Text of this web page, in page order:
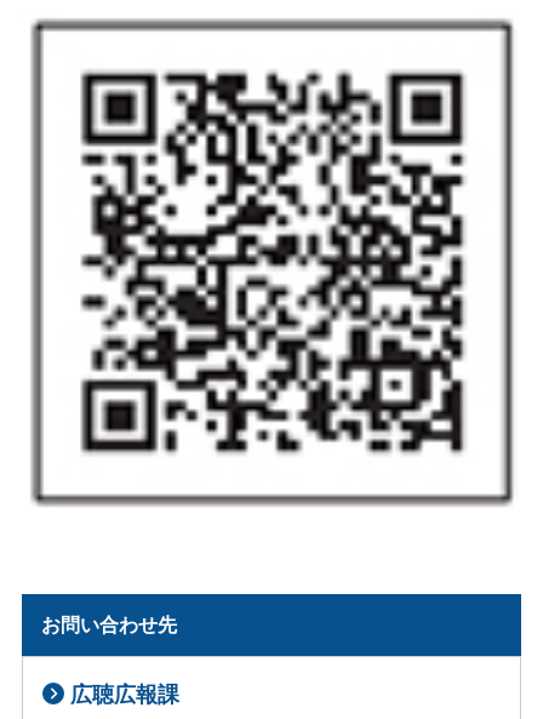
お問い合わせ先
広聴広報課